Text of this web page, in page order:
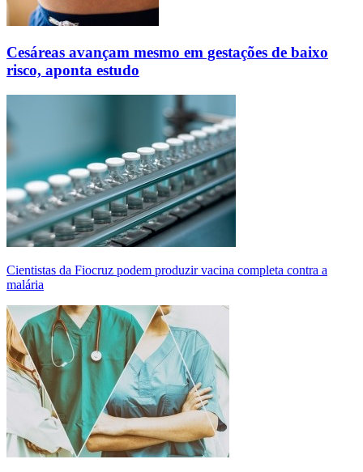
Cesáreas avançam mesmo em gestações de baixo
risco, aponta estudo
Cientistas da Fiocruz podem produzir vacina completa contra a
malária